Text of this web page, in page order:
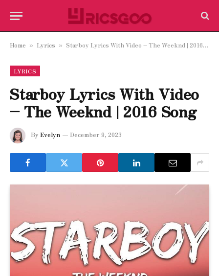
Home » Lyrics » Starboy Lyrics With Video – The Weeknd | 2016 Song
LYRICS
Starboy Lyrics With Video
– The Weeknd | 2016 Song
By Evelyn December 9, 2023